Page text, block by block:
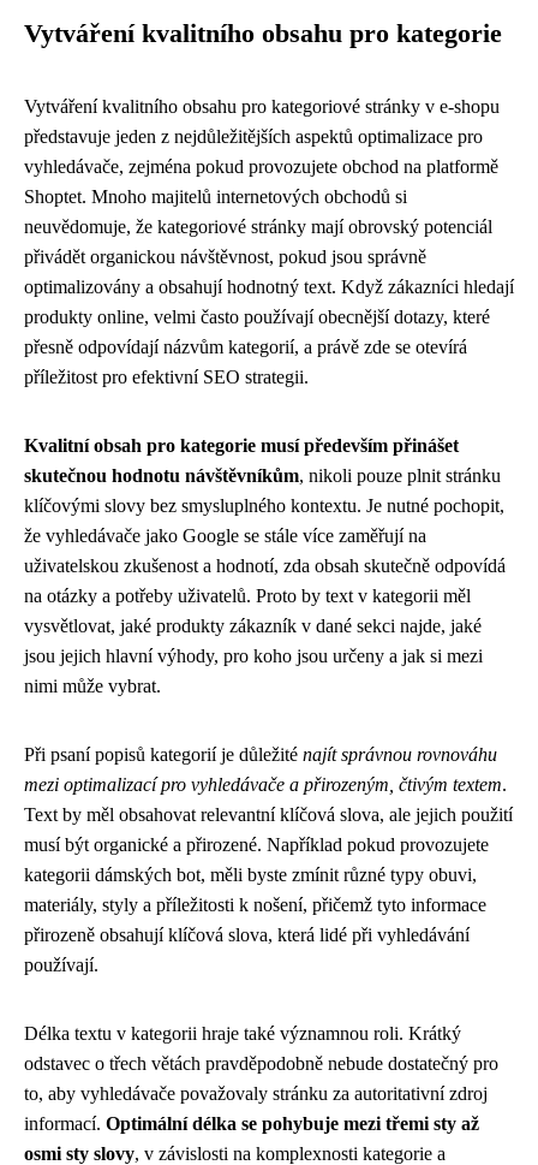
Vytváření kvalitního obsahu pro kategorie
Vytváření kvalitního obsahu pro kategoriové stránky v e-shopu
představuje jeden z nejdůležitějších aspektů optimalizace pro
vyhledávače, zejména pokud provozujete obchod na platformě
Shoptet. Mnoho majitelů internetových obchodů si
neuvědomuje, že kategoriové stránky mají obrovský potenciál
přivádět organickou návštěvnost, pokud jsou správně
optimalizovány a obsahují hodnotný text. Když zákazníci hledají
produkty online, velmi často používají obecnější dotazy, které
přesně odpovídají názvům kategorií, a právě zde se otevírá
příležitost pro efektivní SEO strategii.
Kvalitní obsah pro kategorie musí především přinášet
skutečnou hodnotu návštěvníkům, nikoli pouze plnit stránku
klíčovými slovy bez smysluplného kontextu. Je nutné pochopit,
že vyhledávače jako Google se stále více zaměřují na
uživatelskou zkušenost a hodnotí, zda obsah skutečně odpovídá
na otázky a potřeby uživatelů. Proto by text v kategorii měl
vysvětlovat, jaké produkty zákazník v dané sekci najde, jaké
jsou jejich hlavní výhody, pro koho jsou určeny a jak si mezi
nimi může vybrat.
Při psaní popisů kategorií je důležité najít správnou rovnováhu
mezi optimalizací pro vyhledávače a přirozeným, čtivým textem.
Text by měl obsahovat relevantní klíčová slova, ale jejich použití
musí být organické a přirozené. Například pokud provozujete
kategorii dámských bot, měli byste zmínit různé typy obuvi,
materiály, styly a příležitosti k nošení, přičemž tyto informace
přirozeně obsahují klíčová slova, která lidé při vyhledávání
používají.
Délka textu v kategorii hraje také významnou roli. Krátký
odstavec o třech větách pravděpodobně nebude dostatečný pro
to, aby vyhledávače považovaly stránku za autoritativní zdroj
informací. Optimální délka se pohybuje mezi třemi sty až
osmi sty slovy, v závislosti na komplexnosti kategorie a